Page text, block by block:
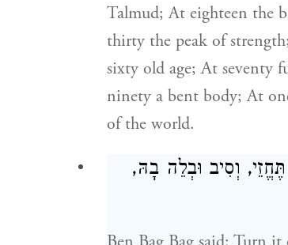
Talmud; At eighteen the
thirty the peak of
sixty old age; At seventy
ninety a bent body; At
of the world.
וְסִיב וּבְלֵה בָהּ,